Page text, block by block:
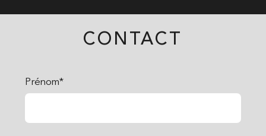
CONTACT
Prénom*